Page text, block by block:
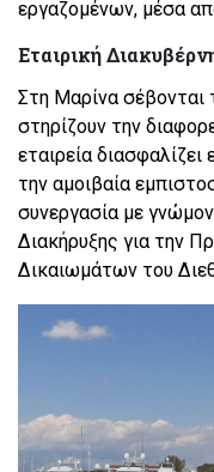
εργαζομένων, μέσα
Εταιρική
Στη Μαρίνα σέβονται
στηρίζουν την
εταιρεία
την αμοιβαία
συνεργασία με
Διακήρυξης για την
Δικαιωμάτων του